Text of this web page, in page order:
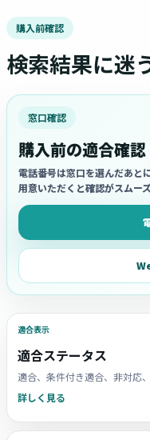
購入前確認
検索結果に迷
窓口確認
購入前の適合確認
電話番号は窓口を選んだあと
用意いただくと確認がスムーズ
適合表示
適合ステータス
適合、条件付き適合、非対応
詳しく見る